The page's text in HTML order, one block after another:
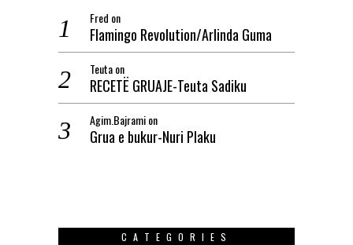
Fred on
Flamingo Revolution/Arlinda Guma
Teutaon
RECETË GRUAJE-Teuta Sadiku
Agim.Bajramion
Grua e bukur-Nuri Plaku
CATEGORIES